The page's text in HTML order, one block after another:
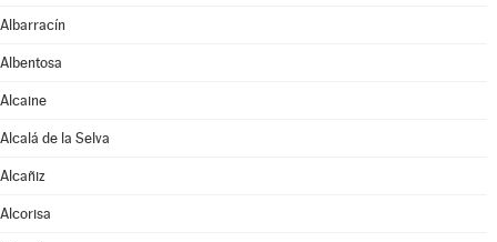
Albarracín
Albentosa
Alcaine
Alcalá de la Selva
Alcañiz
Alcorisa